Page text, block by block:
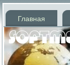
Главная